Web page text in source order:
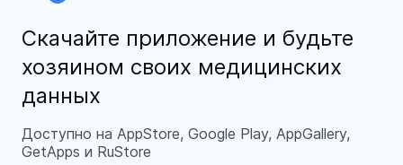
Скачайте приложение и будьте
хозяином своих медицинских
данных
Доступно на AppStore, Google Play, AppGallery,
GetApps и RuStore